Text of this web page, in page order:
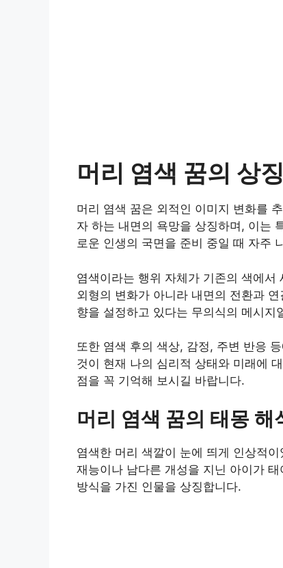
머리 염색 꿈의 상
머리 염색 꿈은 외적인 이미지 변화를
자 하는 내면의 욕망을 상징하며, 이는
로운 인생의 국면을 준비 중일 때 자주
염색이라는 행위 자체가 기존의 색에
외형의 변화가 아니라 내면의 전환과
향을 설정하고 있다는 무의식의 메시지
또한 염색 후의 색상, 감정, 주변 반응
것이 현재 나의 심리적 상태와 미래에
점을 꼭 기억해 보시길 바랍니다.
머리 염색 꿈의 태몽 해
염색한 머리 색깔이 눈에 띄게 인상적
재능이나 남다른 개성을 지닌 아이가
방식을 가진 인물을 상징합니다.